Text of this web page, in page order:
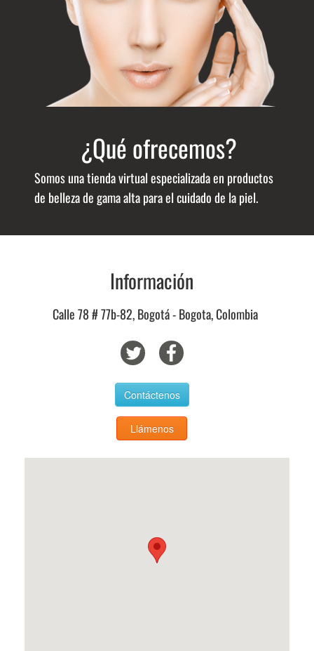
¿Qué ofrecemos?
Somos una tienda virtual especializada en productos
de belleza de gama alta para el cuidado de la piel.
Información
Calle 78 # 77b-82, Bogotá - Bogota, Colombia
Contáctenos
Llámenos